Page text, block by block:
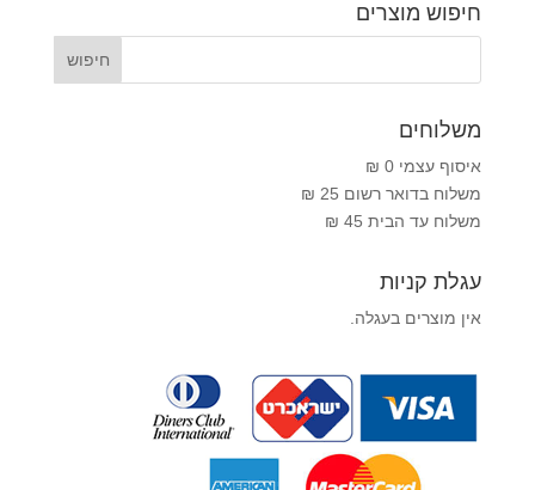
חיפוש מוצרים
משלוחים
איסוף עצמי 0 ₪
משלוח בדואר רשום 25 ₪
משלוח עד הבית 45 ₪
עגלת קניות
אין מוצרים בעגלה.